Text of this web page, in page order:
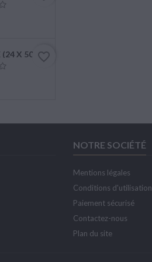
SPA REINE (24 X 50CL PET)
favorite_border
NOTRE SOCIÉTÉ
Mentions légales
Conditions d'utilisation
Paiement sécurisé
Contactez-nous
Plan du site